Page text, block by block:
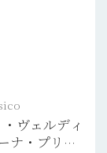
ヴェルディ
ナ・プリヴ